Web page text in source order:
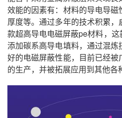
效能的因素有：材料的导电导
厚度等。通过多年的技术积累
款超高导电电磁屏蔽pe材料，这
添加碳系高导电填料，通过混
好的电磁屏蔽性能，目前已经
的生产，并被拓展应用到其他各